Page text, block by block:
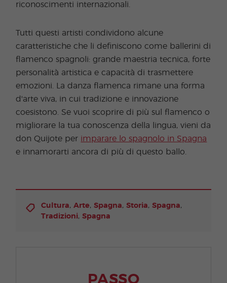
riconoscimenti internazionali.
Tutti questi artisti condividono alcune
caratteristiche che li definiscono come ballerini di
flamenco spagnoli: grande maestria tecnica, forte
personalità artistica e capacità di trasmettere
emozioni. La danza flamenca rimane una forma
d'arte viva, in cui tradizione e innovazione
coesistono. Se vuoi scoprire di più sul flamenco o
migliorare la tua conoscenza della lingua, vieni da
don Quijote per imparare lo spagnolo in Spagna
e innamorarti ancora di più di questo ballo.
Cultura, Arte, Spagna, Storia, Spagna,
Tradizioni, Spagna
PASSO